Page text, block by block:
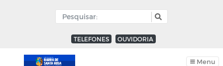
TELEFONES OUVIDORIA
Menu